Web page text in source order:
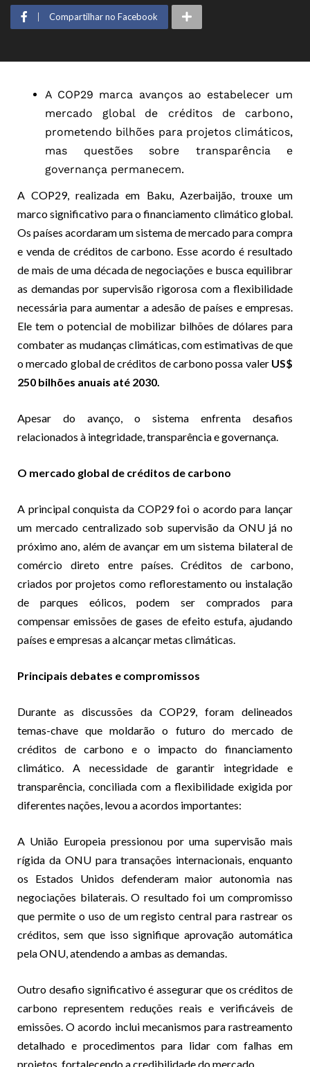
Compartilhar no Facebook
A COP29 marca avanços ao estabelecer um
mercado global de créditos de carbono,
prometendo bilhões para projetos climáticos,
mas questões sobre transparência e
governança permanecem.
A COP29, realizada em Baku, Azerbaijão, trouxe um
marco significativo para o financiamento climático global.
Os países acordaram um sistema de mercado para compra
e venda de créditos de carbono. Esse acordo é resultado
de mais de uma década de negociações e busca equilibrar
as demandas por supervisão rigorosa com a flexibilidade
necessária para aumentar a adesão de países e empresas.
Ele tem o potencial de mobilizar bilhões de dólares para
combater as mudanças climáticas, com estimativas de que
o mercado global de créditos de carbono possa valer US$
250 bilhões anuais até 2030.
Apesar do avanço, o sistema enfrenta desafios
relacionados à integridade, transparência e governança.
O mercado global de créditos de carbono
A principal conquista da COP29 foi o acordo para lançar
um mercado centralizado sob supervisão da ONU já no
próximo ano, além de avançar em um sistema bilateral de
comércio direto entre países. Créditos de carbono,
criados por projetos como reflorestamento ou instalação
de parques eólicos, podem ser comprados para
compensar emissões de gases de efeito estufa, ajudando
países e empresas a alcançar metas climáticas.
Principais debates e compromissos
Durante as discussões da COP29, foram delineados
temas-chave que moldarão o futuro do mercado de
créditos de carbono e o impacto do financiamento
climático. A necessidade de garantir integridade e
transparência, conciliada com a flexibilidade exigida por
diferentes nações, levou a acordos importantes:
A União Europeia pressionou por uma supervisão mais
rígida da ONU para transações internacionais, enquanto
os Estados Unidos defenderam maior autonomia nas
negociações bilaterais. O resultado foi um compromisso
que permite o uso de um registo central para rastrear os
créditos, sem que isso signifique aprovação automática
pela ONU, atendendo a ambas as demandas.
Outro desafio significativo é assegurar que os créditos de
carbono representem reduções reais e verificáveis de
emissões. O acordo inclui mecanismos para rastreamento
detalhado e procedimentos para lidar com falhas em
projetos, fortalecendo a credibilidade do mercado.